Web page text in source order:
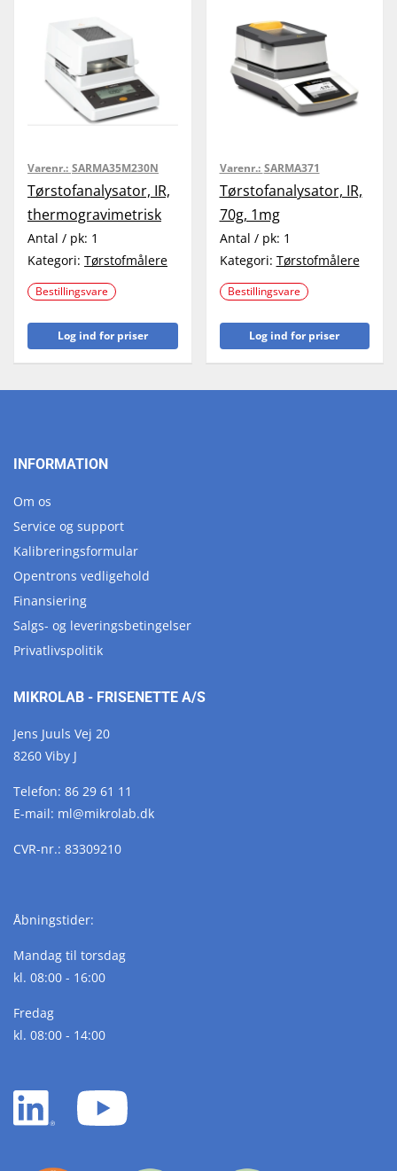
Varenr.: SARMA35M230N
Tørstofanalysator, IR,
thermogravimetrisk
Antal / pk: 1
Kategori: Tørstofmålere
Bestillingsvare
Log ind for priser
Varenr.: SARMA371
Tørstofanalysator, IR,
70g, 1mg
Antal / pk: 1
Kategori: Tørstofmålere
Bestillingsvare
Log ind for priser
INFORMATION
Om os
Service og support
Kalibreringsformular
Opentrons vedligehold
Finansiering
Salgs- og leveringsbetingelser
Privatlivspolitik
MIKROLAB - FRISENETTE A/S
Jens Juuls Vej 20
8260 Viby J
Telefon: 86 29 61 11
E-mail: ml@mikrolab.dk
CVR-nr.: 83309210
Åbningstider:
Mandag til torsdag
kl. 08:00 - 16:00
Fredag
kl. 08:00 - 14:00
LinkedIn
white
YouTube
white